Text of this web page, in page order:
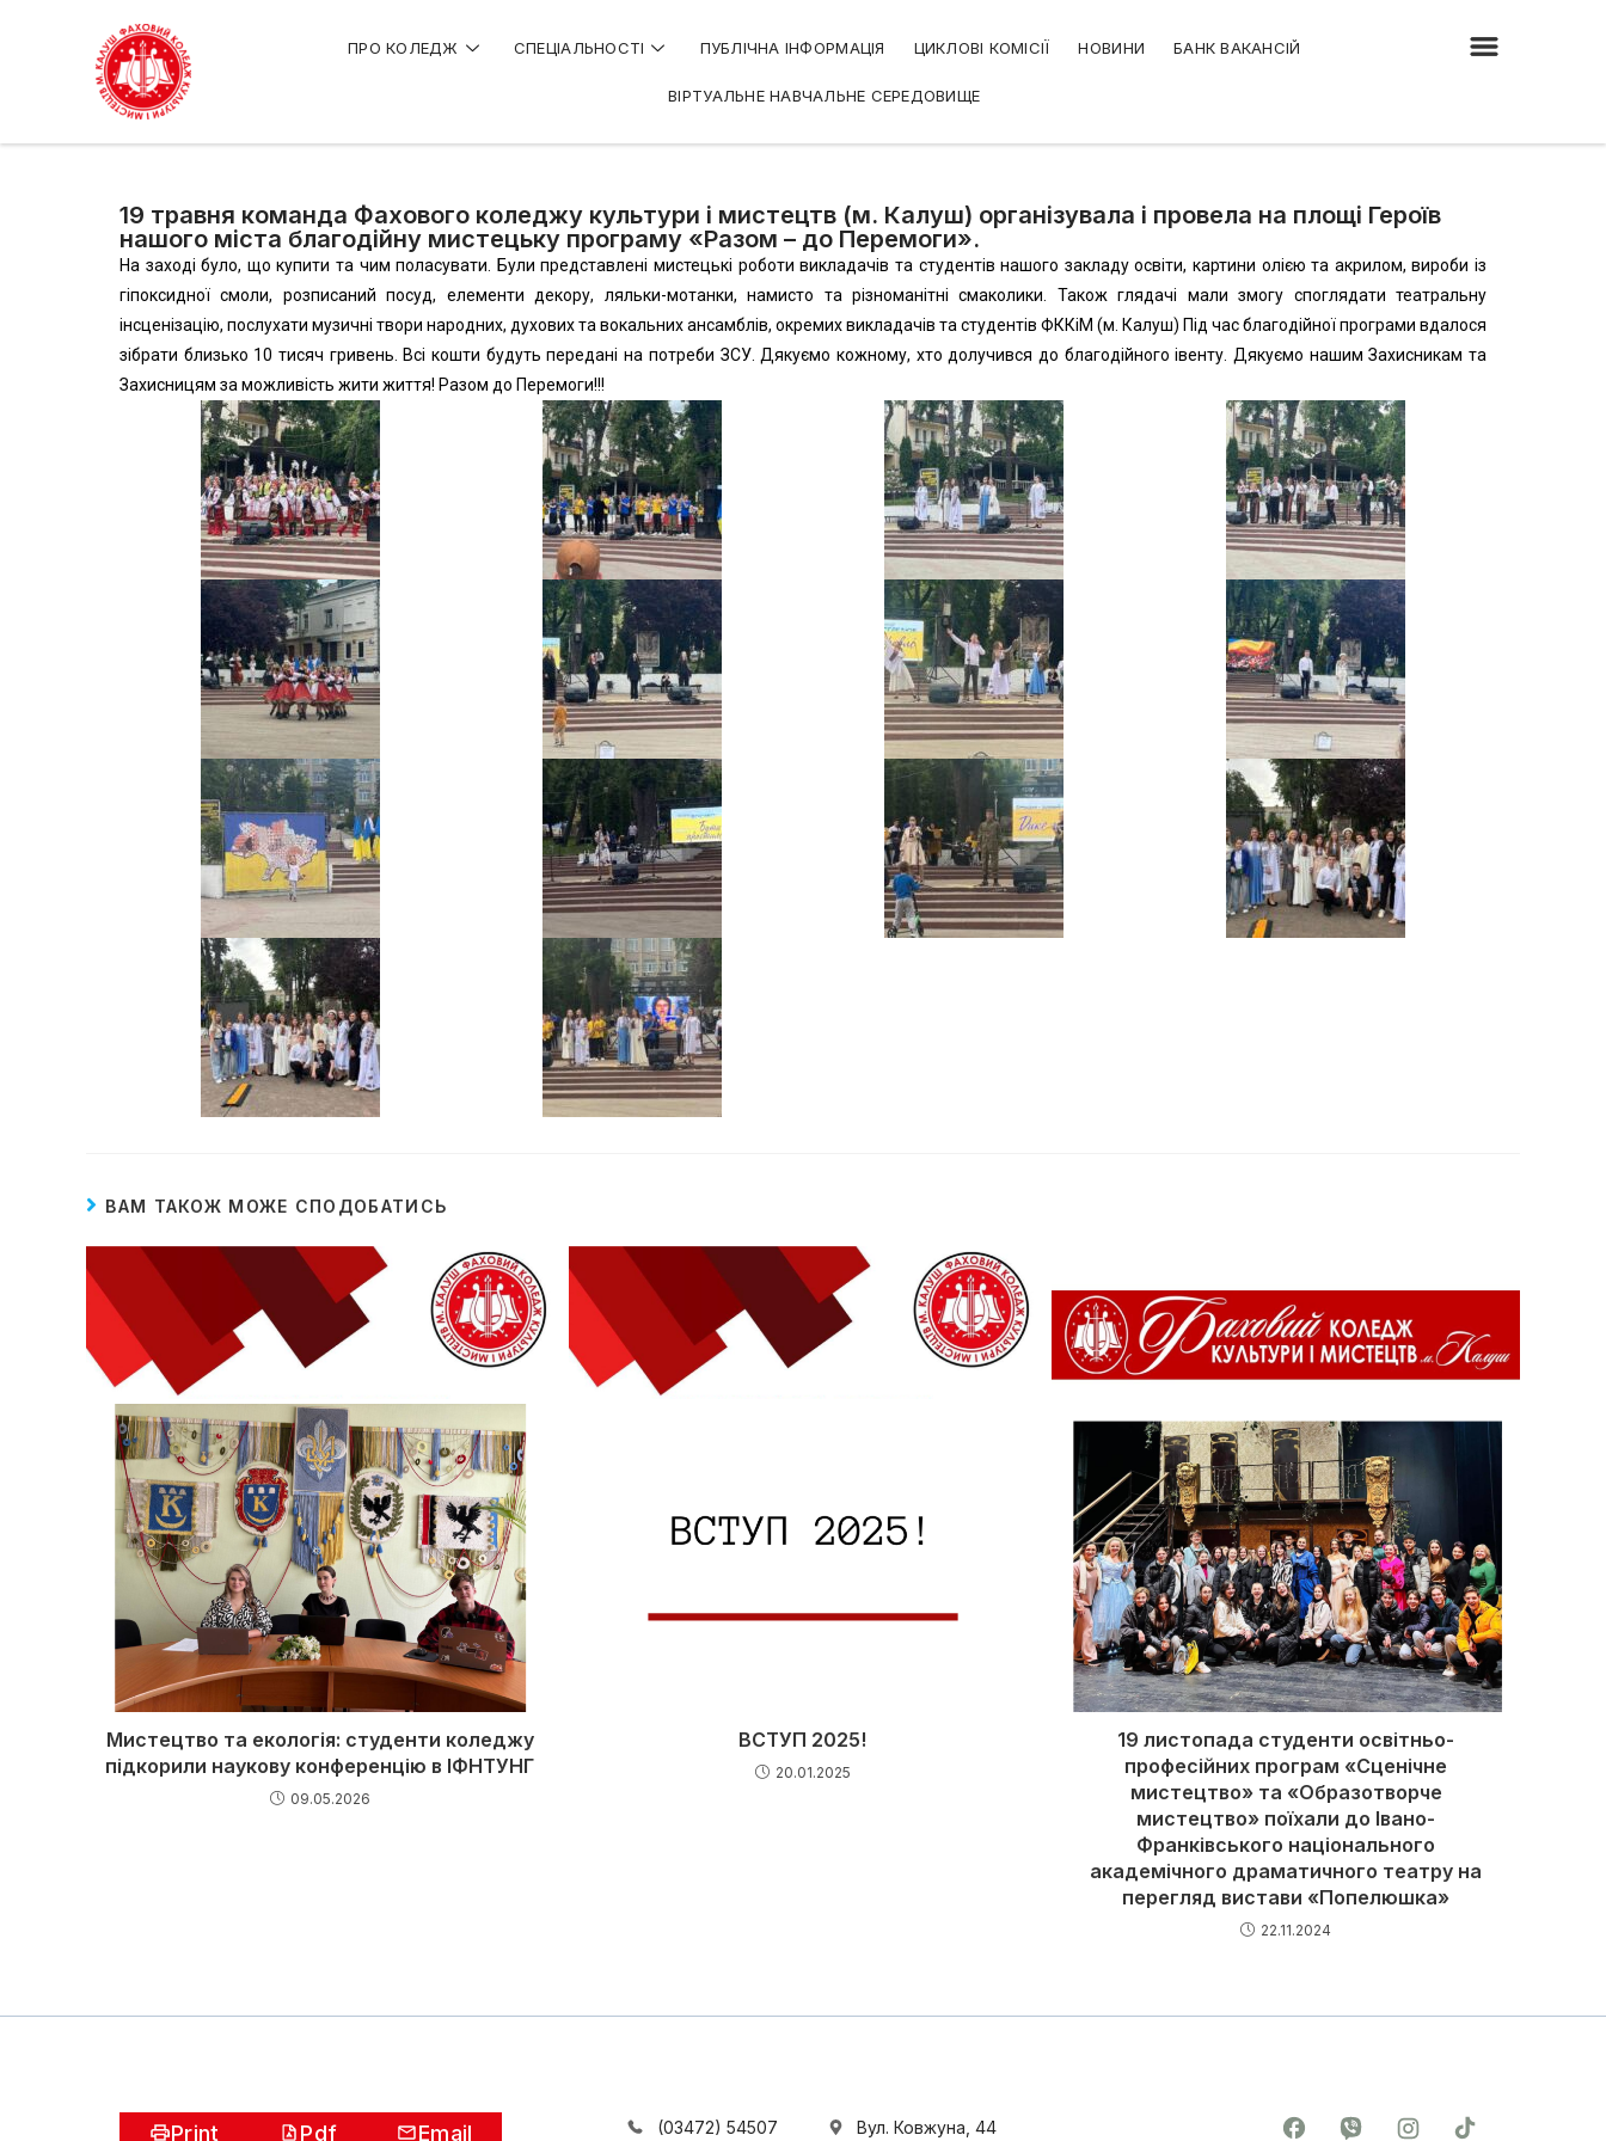
ПРО КОЛЕДЖ СПЕЦІАЛЬНОСТІ ПУБЛІЧНА ІНФОРМАЦІЯ ЦИКЛОВІ КОМІСІЇ НОВИНИ БАНК ВАКАНСІЙ
ВІРТУАЛЬНЕ НАВЧАЛЬНЕ СЕРЕДОВИЩЕ
19 травня команда Фахового коледжу культури і мистецтв (м. Калуш) організувала і провела на площі Героїв
нашого міста благодійну мистецьку програму «Разом – до Перемоги».
На заході було, що купити та чим поласувати. Були представлені мистецькі роботи викладачів та студентів нашого закладу освіти, картини олією та акрилом, вироби із
гіпоксидної смоли, розписаний посуд, елементи декору, ляльки-мотанки, намисто та різноманітні смаколики. Також глядачі мали змогу споглядати театральну
інсценізацію, послухати музичні твори народних, духових та вокальних ансамблів, окремих викладачів та студентів ФККіМ (м. Калуш) Під час благодійної програми вдалося
зібрати близько 10 тисяч гривень. Всі кошти будуть передані на потреби ЗСУ. Дякуємо кожному, хто долучився до благодійного івенту. Дякуємо нашим Захисникам та
Захисницям за можливість жити життя! Разом до Перемоги!!!
ВАМ ТАКОЖ МОЖЕ СПОДОБАТИСЬ
Мистецтво та екологія: студенти коледжу
підкорили наукову конференцію в ІФНТУНГ
09.05.2026
ВСТУП 2025!
20.01.2025
19 листопада студенти освітньо-
професійних програм «Сценічне
мистецтво» та «Образотворче
мистецтво» поїхали до Івано-
Франківського національного
академічного драматичного театру на
перегляд вистави «Попелюшка»
22.11.2024
Print Pdf Email (03472) 54507 Вул. Ковжуна, 44